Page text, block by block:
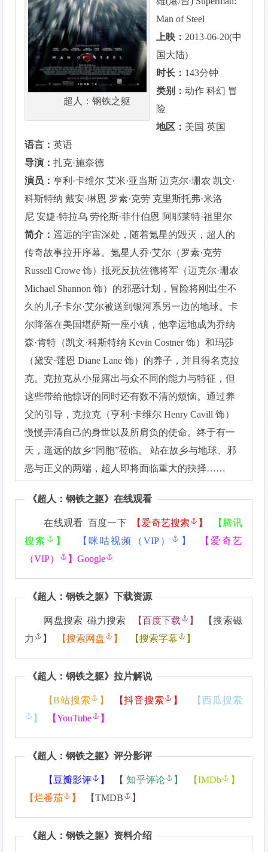
超人：钢铁之躯
Man of Steel
上映： 2013-06-20(中
国大陆)
时长： 143分钟
类别：动作 科幻 冒
险
地区： 美国 英国
语言：英语
导演：扎克·施奈德
演员：亨利·卡维尔 艾米·亚当斯 迈克尔·珊农 凯文·
科斯特纳 戴安·琳恩 罗素·克劳 克里斯托弗·米洛
尼 安婕·特拉乌 劳伦斯·菲什伯恩 阿耶莱特·祖里尔
简介：遥远的宇宙深处，随着氪星的毁灭，超人的
传奇故事拉开序幕。氪星人乔·艾尔（罗素·克劳
Russell Crowe 饰）抵死反抗佐德将军（迈克尔·珊农
Michael Shannon 饰）的邪恶计划，冒险将刚出生不
久的儿子卡尔·艾尔被送到银河系另一边的地球。卡
尔降落在美国堪萨斯一座小镇，他幸运地成为乔纳
森·肯特（凯文·科斯特纳 Kevin Costner 饰）和玛莎
（黛安·莲恩 Diane Lane 饰）的养子，并且得名克拉
克。克拉克从小显露出与众不同的能力与特征，但
这些带给他惊讶的同时还有数不清的烦恼。通过养
父的引导，克拉克（亨利·卡维尔 Henry Cavill 饰）
慢慢弄清自己的身世以及所肩负的使命。终于有一
天，遥远的故乡“同胞”莅临。 站在故乡与地球、邪
恶与正义的两端，超人即将面临重大的抉择……
《超人：钢铁之躯》在线观看
在线观看 百度一下 【 爱奇艺搜索 】 【 腾讯
搜索
】 【 咪咕视频（VIP） 】 【 爱奇艺
（VIP）
】Google
《超人：钢铁之躯》下载资源
网盘搜索 磁力搜索 【百度下载 】 【搜索磁
力
】 【搜索网盘 】 【搜索字幕 】
《超人：钢铁之躯》拉片解说
【B站搜索 】 【抖音搜索 】 【西瓜搜索
】
【YouTube 】
《超人：钢铁之躯》评分影评
【 豆瓣影评 】 【知乎评论 】 【IMDb
】
【烂番茄 】 【TMDB 】
《超人：钢铁之躯》资料介绍